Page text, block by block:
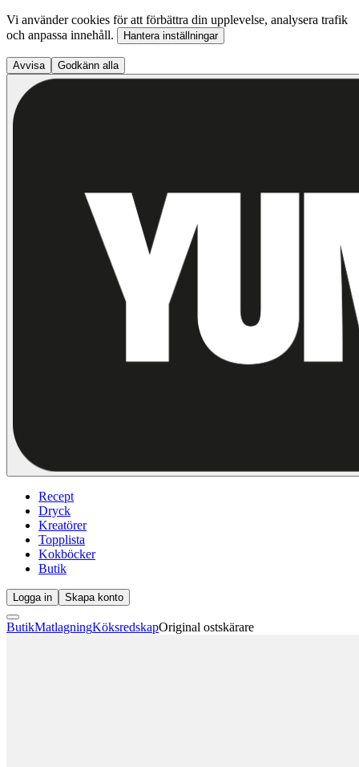
Vi använder cookies för att förbättra din upplevelse, analysera trafik
och anpassa innehåll.
Hantera inställningar
Avvisa Godkänn alla
Recept
Dryck
Kreatörer
Topplista
Kokböcker
Butik
Logga in Skapa konto
ButikMatlagningKöksredskapOriginal ostskärare